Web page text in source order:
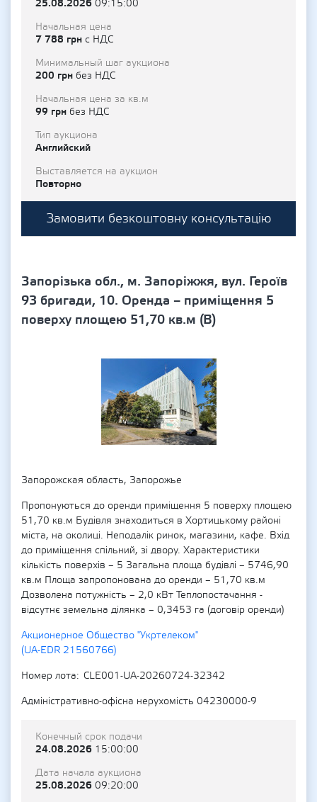
25.08.2026 09:15:00
Начальная цена
7 788 грн с НДС
Минимальный шаг аукциона
200 грн без НДС
Начальная цена за кв.м
99 грн без НДС
Тип аукциона
Английский
Выставляется на аукцион
Повторно
Замовити безкоштовну консультацію
Запорізька обл., м. Запоріжжя, вул. Героїв
93 бригади, 10. Оренда – приміщення 5
поверху площею 51,70 кв.м (В)
Запорожская область, Запорожье
Пропонуються до оренди приміщення 5 поверху площею
51,70 кв.м Будівля знаходиться в Хортицькому районі
міста, на околиці. Неподалік ринок, магазини, кафе. Вхід
до приміщення спільний, зі двору. Характеристики
кількість поверхів – 5 Загальна площа будівлі – 5746,90
кв.м Площа запропонована до оренди – 51,70 кв.м
Дозволена потужність – 2,0 кВт Теплопостачання -
відсутнє земельна ділянка – 0,3453 га (договір оренди)
Акционерное Общество "Укртелеком"
(UA-EDR 21560766)
Номер лота
CLE001-UA-20260724-32342
Адміністративно-офісна нерухомість 04230000-9
Конечный срок подачи
24.08.2026 15:00:00
Дата начала аукциона
25.08.2026 09:20:00